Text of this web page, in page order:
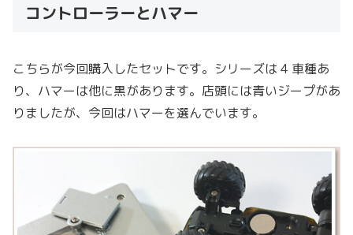
コントローラーとハマー
こちらが今回購入したセットです。シリーズは 4 車種あ
り、ハマーは他に黒があります。店頭には青いジープがあ
りましたが、今回はハマーを選んでいます。